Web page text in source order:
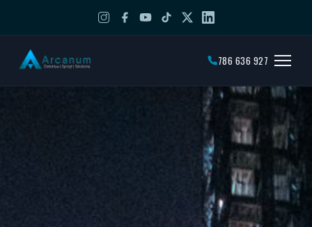
786 636 927